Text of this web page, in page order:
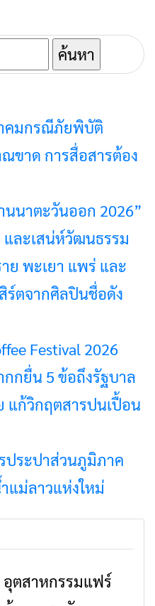
คมกรณีภัยพิบัติ
ขาด การสื่อสารต้อง
นาตะวันออก 2026”
และเสน่ห์วัฒนธรรม
ย พะเยา แพร่ และ
ร์ตจากศิลปินชื่อดัง
Festival 2026
กยื่น 5 ข้อถึงรัฐบาล
แก้วิกฤตสารปนเปื้อน
ประปาส่วนภูมิภาค
แม่ลาวแห่งใหม่
ข่าวเชียงราย
อุตสาหกรรมแฟร์